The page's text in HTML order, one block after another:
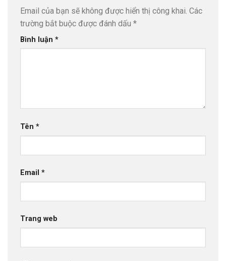
Email của bạn sẽ không được hiển thị công khai. Các
trường bắt buộc được đánh dấu *
Bình luận *
Tên *
Email *
Trang web